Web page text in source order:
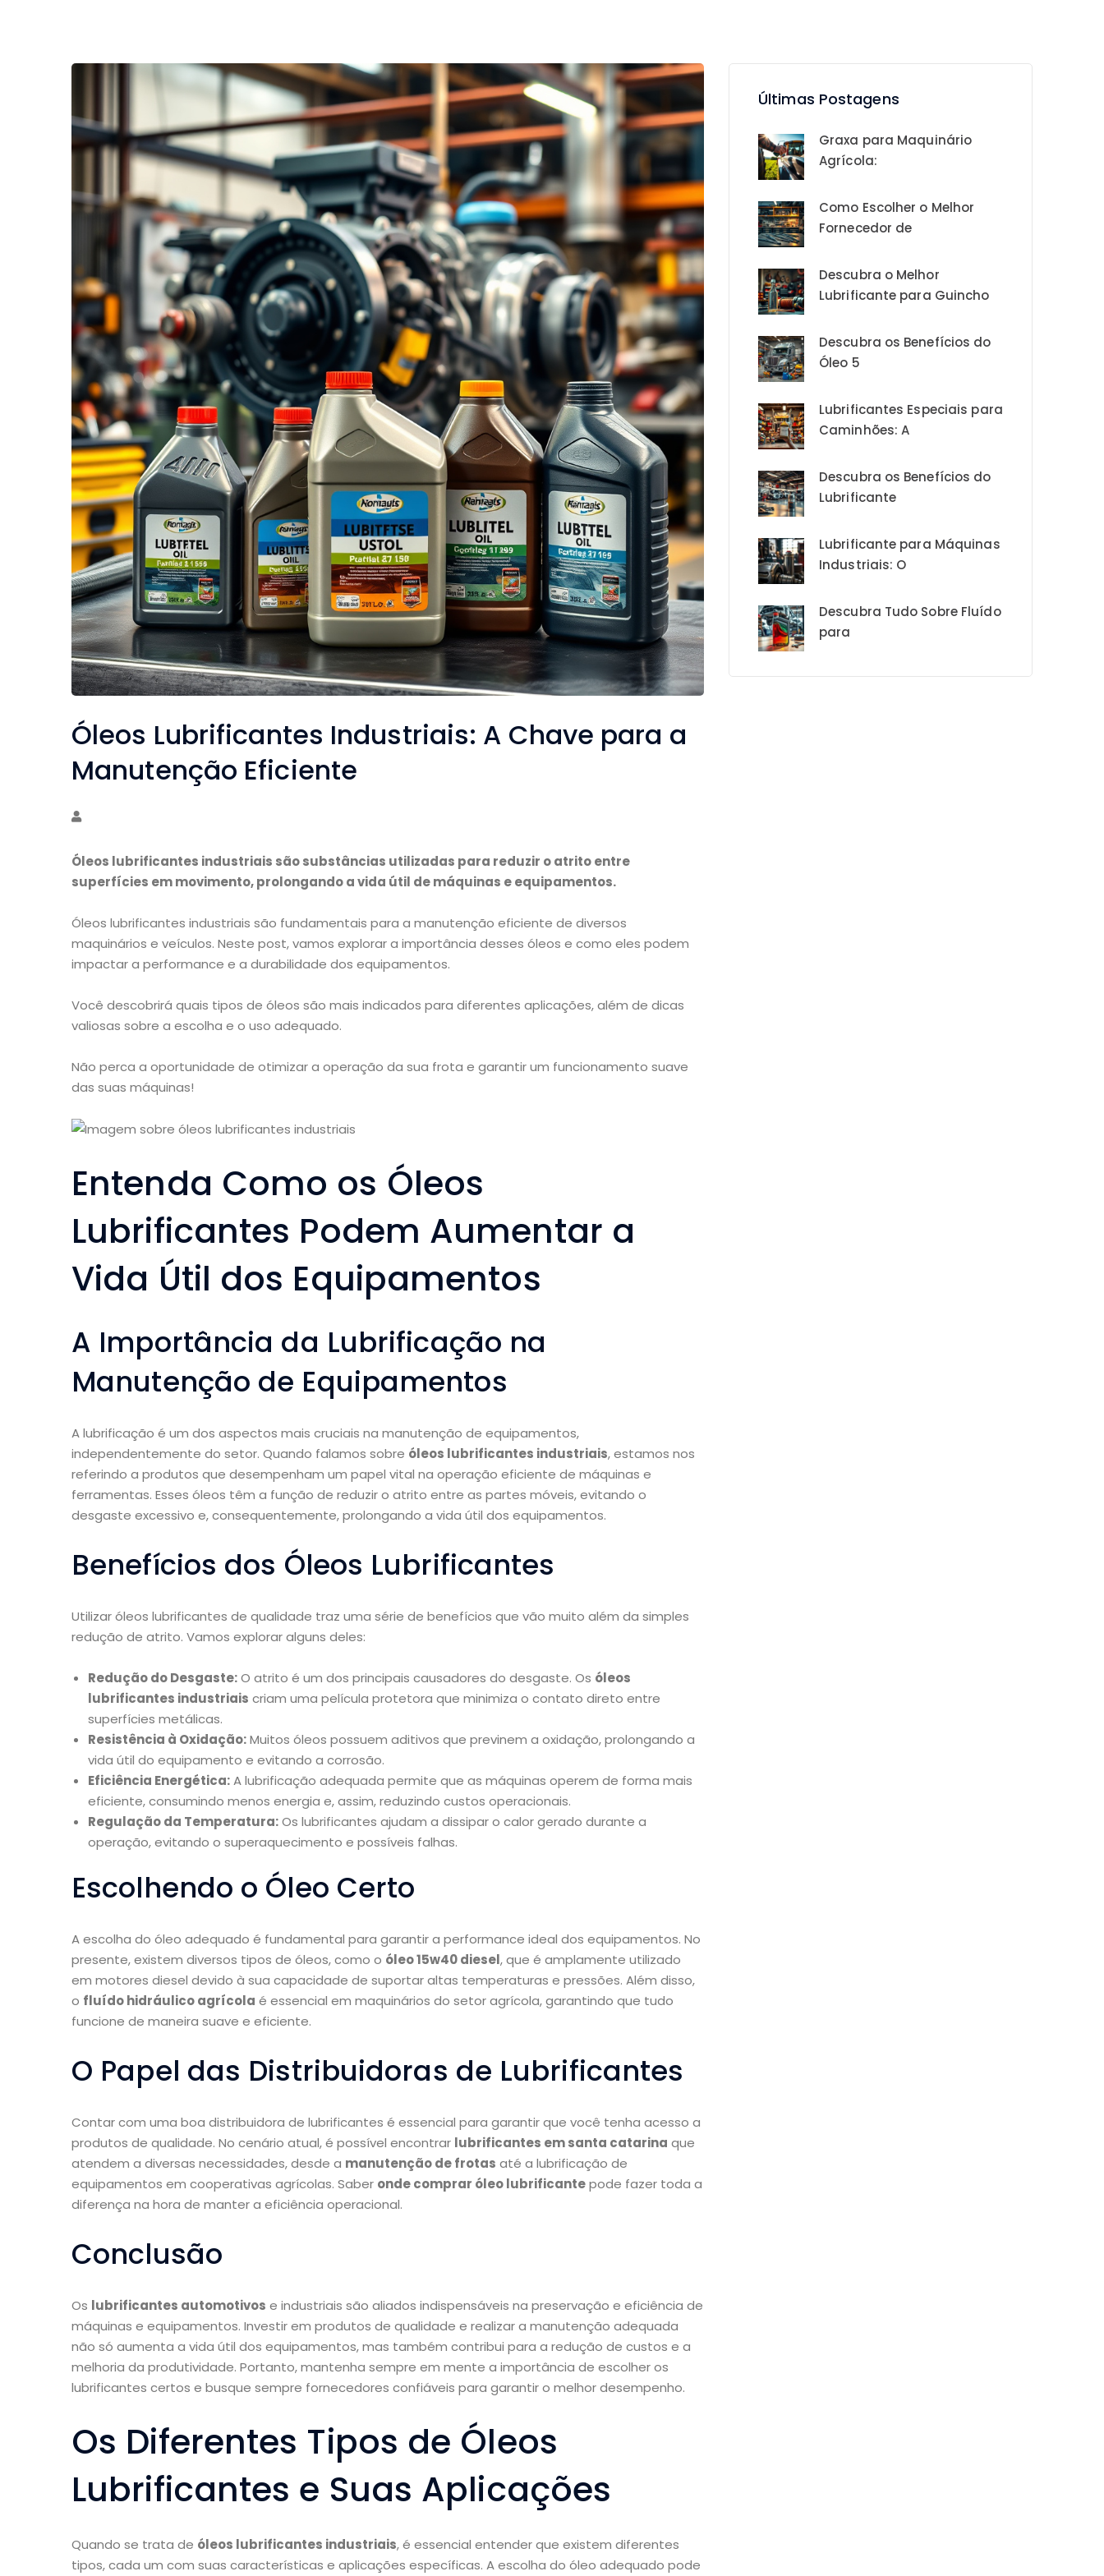
Óleos Lubrificantes Industriais: A Chave para a
Manutenção Eficiente
Óleos lubrificantes industriais são substâncias utilizadas para reduzir o atrito entre
superfícies em movimento, prolongando a vida útil de máquinas e equipamentos.
Óleos lubrificantes industriais são fundamentais para a manutenção eficiente de diversos
maquinários e veículos. Neste post, vamos explorar a importância desses óleos e como eles podem
impactar a performance e a durabilidade dos equipamentos.
Você descobrirá quais tipos de óleos são mais indicados para diferentes aplicações, além de dicas
valiosas sobre a escolha e o uso adequado.
Não perca a oportunidade de otimizar a operação da sua frota e garantir um funcionamento suave
das suas máquinas!
Entenda Como os Óleos
Lubrificantes Podem Aumentar a
Vida Útil dos Equipamentos
A Importância da Lubrificação na
Manutenção de Equipamentos
A lubrificação é um dos aspectos mais cruciais na manutenção de equipamentos,
independentemente do setor. Quando falamos sobre óleos lubrificantes industriais, estamos nos
referindo a produtos que desempenham um papel vital na operação eficiente de máquinas e
ferramentas. Esses óleos têm a função de reduzir o atrito entre as partes móveis, evitando o
desgaste excessivo e, consequentemente, prolongando a vida útil dos equipamentos.
Benefícios dos Óleos Lubrificantes
Utilizar óleos lubrificantes de qualidade traz uma série de benefícios que vão muito além da simples
redução de atrito. Vamos explorar alguns deles:
Redução do Desgaste:O atrito é um dos principais causadores do desgaste. Os óleos
lubrificantes industriais criam uma película protetora que minimiza o contato direto entre
superfícies metálicas.
Resistência à Oxidação:Muitos óleos possuem aditivos que previnem a oxidação, prolongando a
vida útil do equipamento e evitando a corrosão.
Eficiência Energética:A lubrificação adequada permite que as máquinas operem de forma mais
eficiente, consumindo menos energia e, assim, reduzindo custos operacionais.
Regulação da Temperatura:Os lubrificantes ajudam a dissipar o calor gerado durante a
operação, evitando o superaquecimento e possíveis falhas.
Escolhendo o Óleo Certo
A escolha do óleo adequado é fundamental para garantir a performance ideal dos equipamentos. No
presente, existem diversos tipos de óleos, como o óleo 15w40 diesel, que é amplamente utilizado
em motores diesel devido à sua capacidade de suportar altas temperaturas e pressões. Além disso,
o fluído hidráulico agrícola é essencial em maquinários do setor agrícola, garantindo que tudo
funcione de maneira suave e eficiente.
O Papel das Distribuidoras de Lubrificantes
Contar com uma boa distribuidora de lubrificantes é essencial para garantir que você tenha acesso a
produtos de qualidade. No cenário atual, é possível encontrar lubrificantes em santa catarina que
atendem a diversas necessidades, desde a manutenção de frotas até a lubrificação de
equipamentos em cooperativas agrícolas. Saber onde comprar óleo lubrificantepode fazer toda a
diferença na hora de manter a eficiência operacional.
Conclusão
Os lubrificantes automotivos e industriais são aliados indispensáveis na preservação e eficiência de
máquinas e equipamentos. Investir em produtos de qualidade e realizar a manutenção adequada
não só aumenta a vida útil dos equipamentos, mas também contribui para a redução de custos e a
melhoria da produtividade. Portanto, mantenha sempre em mente a importância de escolher os
lubrificantes certos e busque sempre fornecedores confiáveis para garantir o melhor desempenho.
Os Diferentes Tipos de Óleos
Lubrificantes e Suas Aplicações
Quando se trata de óleos lubrificantes industriais, é essencial entender que existem diferentes
tipos, cada um com suas características e aplicações específicas. A escolha do óleo adequado pode
Últimas Postagens
Graxa para Maquinário
Agrícola:
Como Escolher o Melhor
Fornecedor de
Descubra o Melhor
Lubrificante para Guincho
Descubra os Benefícios do
Óleo 5
Lubrificantes Especiais para
Caminhões: A
Descubra os Benefícios do
Lubrificante
Lubrificante para Máquinas
Industriais: O
Descubra Tudo Sobre Fluído
para